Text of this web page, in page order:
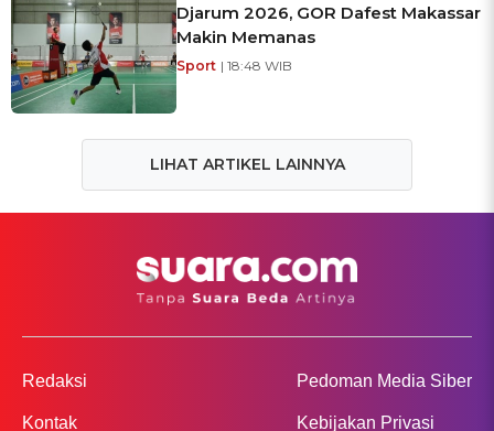
Djarum 2026, GOR Dafest Makassar
Makin Memanas
Sport | 18:48 WIB
LIHAT ARTIKEL LAINNYA
Redaksi
Kontak
Pedoman Media Siber
Kebijakan Privasi